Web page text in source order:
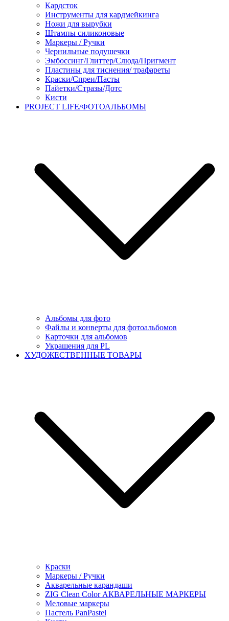
Кардсток
Инструменты для кардмейкинга
Ножи для вырубки
Штампы силиконовые
Маркеры / Ручки
Чернильные подушечки
Эмбоссинг/Глиттер/Слюда/Пригмент
Пластины для тиснения/ трафареты
Краски/Спреи/Пасты
Пайетки/Стразы/Дотс
Кисти
PROJECT LIFE/ФОТОАЛЬБОМЫ
Альбомы для фото
Файлы и конверты для фотоальбомов
Карточки для альбомов
Украшения для PL
ХУДОЖЕСТВЕННЫЕ ТОВАРЫ
Краски
Маркеры / Ручки
Акварельные карандаши
ZIG Clean Color АКВАРЕЛЬНЫЕ МАРКЕРЫ
Меловые маркеры
Пастель PanPastel